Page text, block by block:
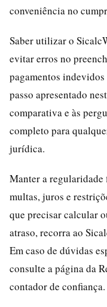
conveniência no
Saber utilizar o
evitar erros no
pagamentos
passo apresentado
comparativa e às
completo para
jurídica.
Manter a
multas, juros e
que precisar calcular
atraso, recorra ao
Em caso de dúvidas
consulte a página da
contador de confiança.